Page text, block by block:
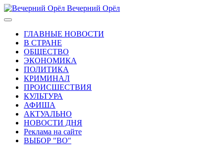
Вечерний Орёл
ГЛАВНЫЕ НОВОСТИ
В СТРАНЕ
ОБЩЕСТВО
ЭКОНОМИКА
ПОЛИТИКА
КРИМИНАЛ
ПРОИСШЕСТВИЯ
КУЛЬТУРА
АФИША
АКТУАЛЬНО
НОВОСТИ ДНЯ
Реклама на сайте
ВЫБОР "ВО"